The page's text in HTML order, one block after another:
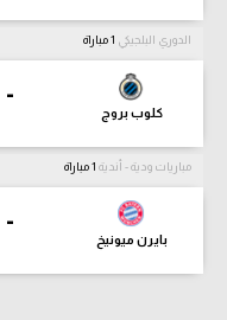
الدوري البلجيكي
-
كلوب بروج
مباريات ودية - أندية
-
بايرن ميونيخ